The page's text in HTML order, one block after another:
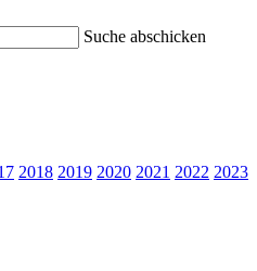
Suche abschicken
2018 2019 2020 2021 2022 2023